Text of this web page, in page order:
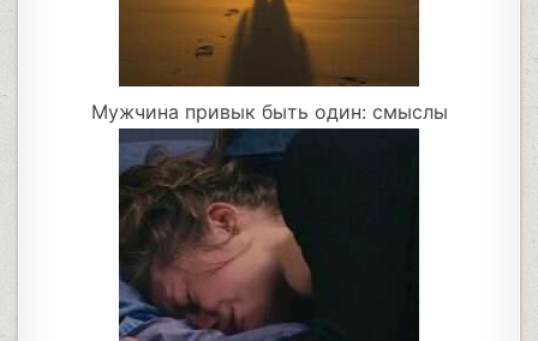
Мужчина привык быть один: смыслы